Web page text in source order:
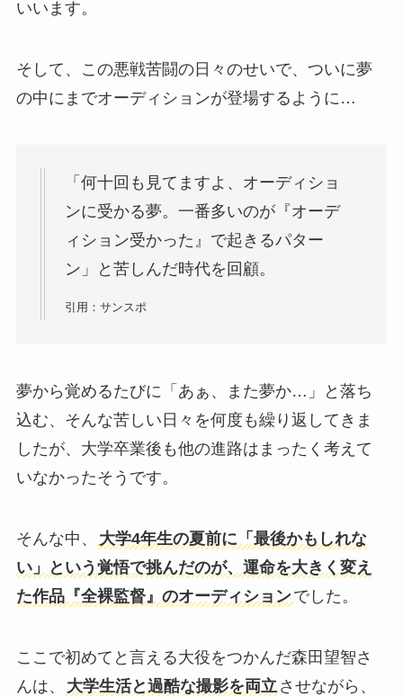
いいます。
そして、この悪戦苦闘の日々のせいで、ついに夢
の中にまでオーディションが登場するように…
「何十回も見てますよ、オーディショ
ンに受かる夢。一番多いのが『オーデ
ィション受かった』で起きるパター
ン」と苦しんだ時代を回顧。
引用：サンスポ
夢から覚めるたびに「あぁ、また夢か…」と落ち
込む、そんな苦しい日々を何度も繰り返してきま
したが、大学卒業後も他の進路はまったく考えて
いなかったそうです。
そんな中、
大学4年生の夏前に「最後かもしれな
い」という覚悟で挑んだのが、運命を大きく変え
た作品『全裸監督』のオーディションでした。
ここで初めてと言える大役をつかんだ森田望智さ
んは、
大学生活と過酷な撮影を両立 させながら、